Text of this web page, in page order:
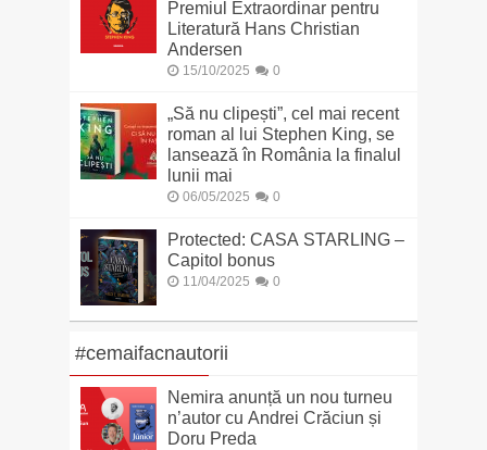
Premiul Extraordinar pentru
Literatură Hans Christian
Andersen
15/10/2025 0
„Să nu clipești”, cel mai recent
roman al lui Stephen King, se
lansează în România la finalul
lunii mai
06/05/2025 0
Protected: CASA STARLING –
Capitol bonus
11/04/2025 0
#cemaifacnautorii
Nemira anunță un nou turneu
n’autor cu Andrei Crăciun și
Doru Preda